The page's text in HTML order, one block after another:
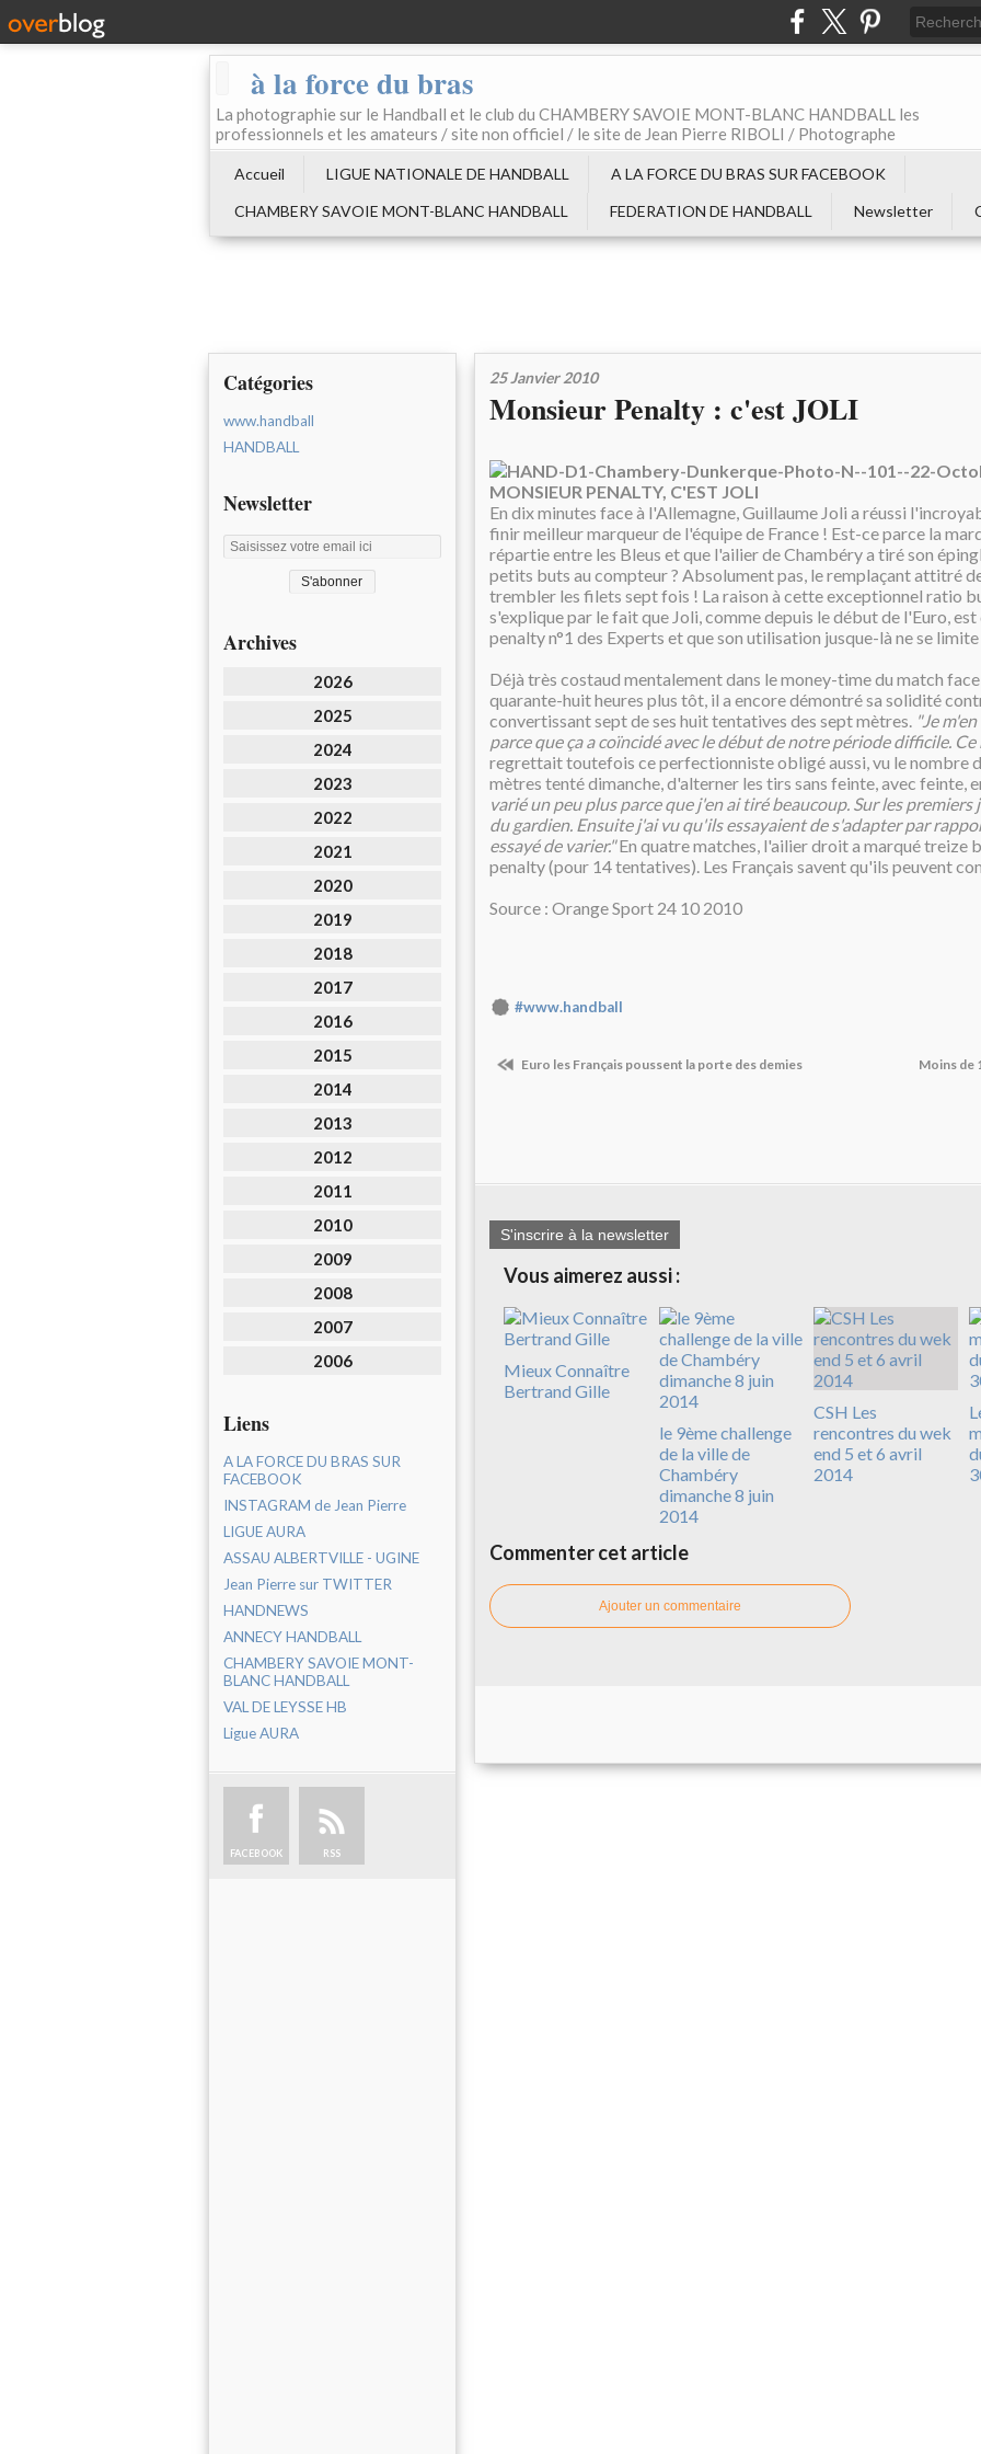
à la force du bras
La photographie sur le Handball et le club du CHAMBERY SAVOIE MONT-BLANC HANDBALL les
professionnels et les amateurs / site non officiel / le site de Jean Pierre RIBOLI / Photographe
Accueil LIGUE NATIONALE DE HANDBALL
A LA FORCE DU BRAS SUR FACEBOOK
CHAMBERY SAVOIE MONT-BLANC HANDBALL
FEDERATION DE HANDBALL Newsletter
Catégories
www.handball
HANDBALL
Newsletter
Archives
2026
2025
2024
2023
2022
2021
2020
2019
2018
2017
2016
2015
2014
2013
2012
2011
2010
2009
2008
2007
2006
Liens
A LA FORCE DU BRAS SUR
FACEBOOK
INSTAGRAM de Jean Pierre
LIGUE AURA
ASSAU ALBERTVILLE - UGINE
Jean Pierre sur TWITTER
HANDNEWS
ANNECY HANDBALL
CHAMBERY SAVOIE MONT-
BLANC HANDBALL
VAL DE LEYSSE HB
Ligue AURA
FACEBOOK RSS
25 Janvier 2010
Monsieur Penalty : c'est JOLI
MONSIEUR PENALTY, C'EST JOLI
En dix minutes face à l'Allemagne, Guillaume Joli a réussi
finir meilleur marqueur de l'équipe de France ! Est-ce parce la
répartie entre les Bleus et que l'ailier de Chambéry a tiré son
petits buts au compteur ? Absolument pas, le remplaçant attitré
trembler les filets sept fois ! La raison à cette exceptionnel ratio
s'explique par le fait que Joli, comme depuis le début de l'Euro,
penalty n°1 des Experts et que son utilisation jusque-là ne se
Déjà très costaud mentalement dans le money-time du match
quarante-huit heures plus tôt, il a encore démontré sa solidité
convertissant sept de ses huit tentatives des sept mètres. "Je
parce que ça a coïncidé avec le début de notre période difficile.
regrettait toutefois ce perfectionniste obligé aussi, vu le nombre
mètres tenté dimanche, d'alterner les tirs sans feinte, avec feinte,
varié un peu plus parce que j'en ai tiré beaucoup. Sur les
du gardien. Ensuite j'ai vu qu'ils essayaient de s'adapter par
essayé de varier."En quatre matches, l'ailier droit a marqué treize
penalty (pour 14 tentatives). Les Français savent qu'ils peuvent
Source : Orange Sport 24 10 2010
#www.handball
Euro les Français poussent la porte des demies Moins de
S'inscrire à la newsletter
Vous aimerez aussi :
Mieux Connaître
Bertrand Gille
le 9ème challenge
de la ville de
Chambéry
dimanche 8 juin
2014
CSH Les
rencontres du wek
end 5 et 6 avril
2014
Commenter cet article
Ajouter un commentaire